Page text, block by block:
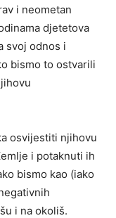
i neometan
djetetova
svoj odnos i
bismo to ostvarili
osvijestiti njihovu
i potaknuti ih
bismo kao (iako
i na okoliš.